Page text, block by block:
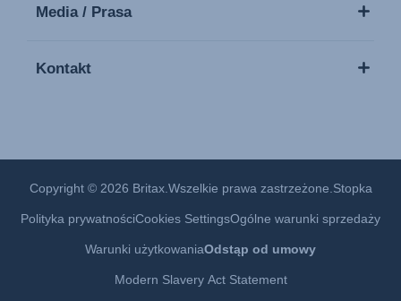
Media / Prasa
Kontakt
Copyright © 2026 Britax.Wszelkie prawa zastrzeżone. Stopka
Polityka prywatnościCookies SettingsOgólne warunki sprzedaży
Warunki użytkowaniaOdstąp od umowy
Modern Slavery Act Statement